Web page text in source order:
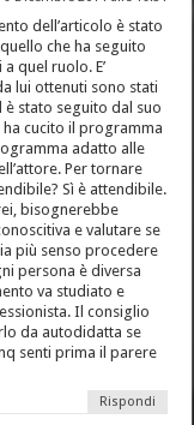
dell’articolo è stato
che ha seguito
quel ruolo. E’
lui ottenuti sono stati
stato seguito dal suo
ha cucito il programma
adatto alle
Per tornare
Sì è attendibile.
bisognerebbe
e valutare se
più senso procedere
persona è diversa
va studiato e
Il consiglio
da autodidatta se
senti prima il parere
Rispondi